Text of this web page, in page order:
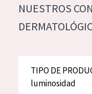
Hidratación y
Reducción de
Firmeza
Piel menopáusica
German
Spanish
NUESTROS
TIPO DE
luminosidad